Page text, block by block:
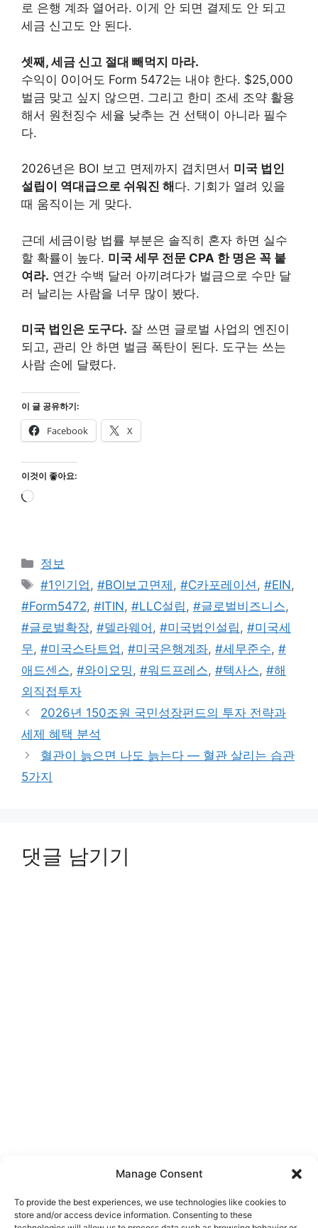
Manage Consent
To provide the best experiences, we use technologies like cookies to
store and/or access device information. Consenting to these
로 은행 계좌 열어라. 이게 안 되면 결제도 안 되고
세금 신고도 안 된다.
셋째, 세금 신고 절대 빼먹지 마라.
수익이 0이어도 Form 5472는 내야 한다. $25,000
벌금 맞고 싶지 않으면. 그리고 한미 조세 조약 활용
해서 원천징수 세율 낮추는 건 선택이 아니라 필수
다.
2026년은 BOI 보고 면제까지 겹치면서 미국 법인
설립이 역대급으로 쉬워진 해 다. 기회가 열려 있을
때 움직이는 게 맞다.
근데 세금이랑 법률 부분은 솔직히 혼자 하면 실수
할 확률이 높다. 미국 세무 전문 CPA 한 명은 꼭 붙
여라. 연간 수백 달러 아끼려다가 벌금으로 수만 달
러 날리는 사람을 너무 많이 봤다.
미국 법인은 도구다. 잘 쓰면 글로벌 사업의 엔진이
되고, 관리 안 하면 벌금 폭탄이 된다. 도구는 쓰는
사람 손에 달렸다.
이 글 공유하기:
Facebook X
이것이 좋아요:
로
카
테
리
정보
태
#1인기업 ,#BOI보고면제 ,#C카포레이션 ,#EIN,
#Form5472, #ITIN, #LLC설립 , #글로벌비즈니스,
#글로벌확장, #델라웨어 , #미국법인설립 , #미국세
무, #미국스타트업 , #미국은행계좌, #세무준수, #
애드센스, #와이오밍 , #워드프레스, #텍사스, #해
외직접투자
2026년 150조원 국민성장펀드의 투자 전략과
세제 혜택 분석
혈관이 늙으면 나도 늙는다 — 혈관 살리는 습관
5가지
댓글 남기기
이 사이트는 Akismet을 사용하여 스팸을 줄입니다.
댓글 데이터가 어떻게 처리되는지 알아보세요.